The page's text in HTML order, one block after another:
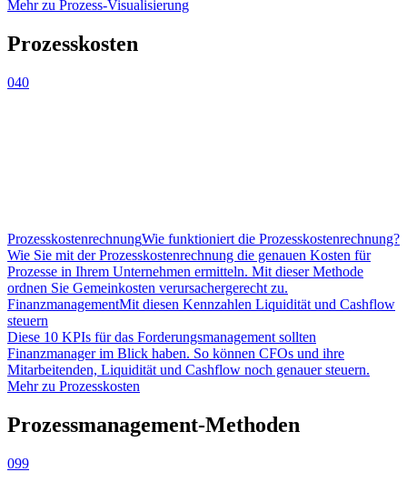
Mehr zu Prozess-Visualisierung
Prozesskosten
040
ProzesskostenrechnungWie funktioniert die Prozesskostenrechnung?
Wie Sie mit der Prozesskostenrechnung die genauen Kosten für
Prozesse in Ihrem Unternehmen ermitteln. Mit dieser Methode
ordnen Sie Gemeinkosten verursachergerecht zu.
FinanzmanagementMit diesen Kennzahlen Liquidität und Cashflow
steuern
Diese 10 KPIs für das Forderungsmanagement sollten
Finanzmanager im Blick haben. So können CFOs und ihre
Mitarbeitenden, Liquidität und Cashflow noch genauer steuern.
Mehr zu Prozesskosten
Prozessmanagement-Methoden
099